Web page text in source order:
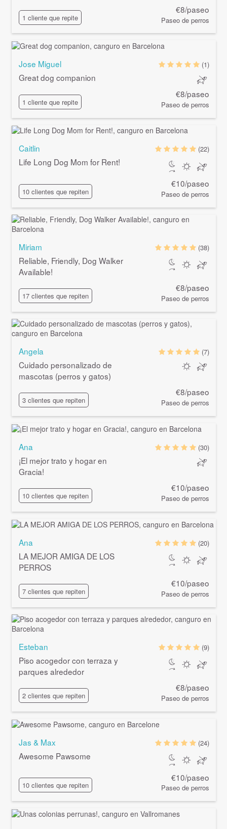
1 cliente que repite
€8/paseo
Paseo de perros
Jose Miguel
Great dog companion
1 cliente que repite
(1)
€8/paseo
Paseo de perros
Caitlin
Life Long Dog Mom for Rent!
10 clientes que repiten
(22)
€10/paseo
Paseo de perros
Miriam
Reliable, Friendly, Dog Walker
Available!
17 clientes que repiten
(38)
€8/paseo
Paseo de perros
Angela
Cuidado personalizado de
mascotas (perros y gatos)
3 clientes que repiten
(7)
€8/paseo
Paseo de perros
Ana
¡El mejor trato y hogar en
Gracia!
10 clientes que repiten
(30)
€10/paseo
Paseo de perros
Ana
LA MEJOR AMIGA DE LOS
PERROS
7 clientes que repiten
(20)
€10/paseo
Paseo de perros
Esteban
Piso acogedor con terraza y
parques alrededor
2 clientes que repiten
(9)
€8/paseo
Paseo de perros
Jas & Max
Awesome Pawsome
10 clientes que repiten
(24)
€10/paseo
Paseo de perros